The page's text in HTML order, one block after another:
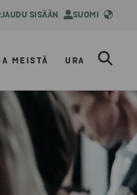
SISÄÄN SUOMI
MEISTÄ URA